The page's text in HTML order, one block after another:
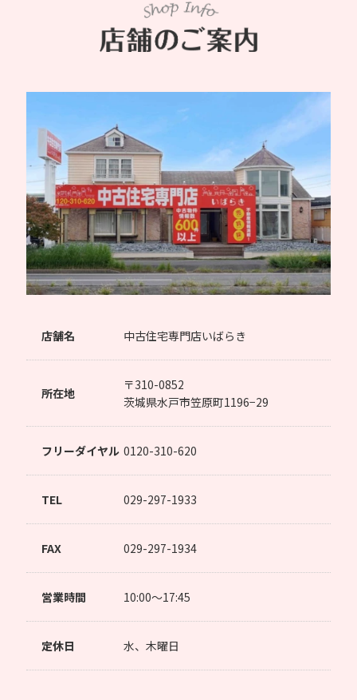
店舗名 中古住宅専門店いばらき
所在地
〒310-0852
茨城県水戸市笠原町1196−29
フリーダイヤル 0120-310-620
TEL 029-297-1933
FAX 029-297-1934
営業時間 10:00～17:45
定休日 水、木曜日